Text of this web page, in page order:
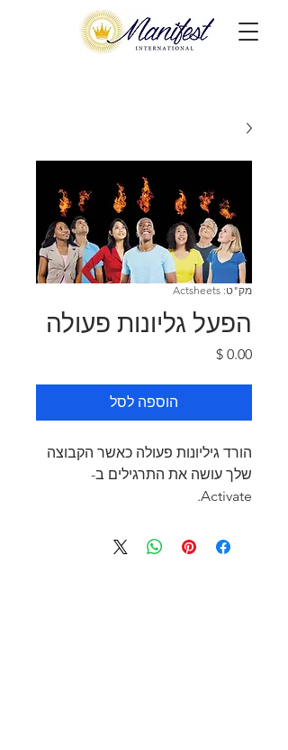
מק"ט: Actsheets
הפעל גליונות פעולה
מחיר
הוספה לסל
הורד גיליונות פעולה כאשר הקבוצה
שלך עושה את התרגילים ב-
Activate.